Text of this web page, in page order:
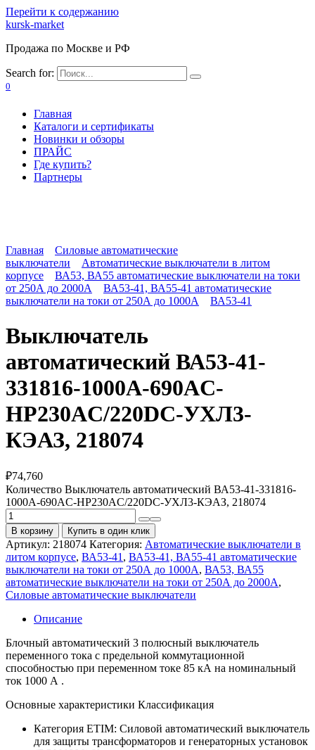
Перейти к содержанию
kursk-market
Продажа по Москве и РФ
Search for:
0
Главная
Каталоги и сертификаты
Новинки и обзоры
ПРАЙС
Где купить?
Партнеры
Главная
Силовые автоматические
выключатели
Автоматические выключатели в литом
корпусе
ВА53, ВА55 автоматические выключатели на токи
от 250А до 2000А
ВА53-41, ВА55-41 автоматические
выключатели на токи от 250А до 1000А
ВА53-41
Выключатель
автоматический ВА53-41-
331816-1000А-690AC-
НР230AC/220DC-УХЛ3-
КЭАЗ, 218074
₽74,760
Количество Выключатель автоматический ВА53-41-331816-
1000А-690AC-НР230AC/220DC-УХЛ3-КЭАЗ, 218074
В корзину Купить в один клик
Артикул: 218074 Категория: Автоматические выключатели в
литом корпусе, ВА53-41 , ВА53-41, ВА55-41 автоматические
выключатели на токи от 250А до 1000А, ВА53, ВА55
автоматические выключатели на токи от 250А до 2000А,
Силовые автоматические выключатели
Описание
Блочный автоматический 3 полюсный выключатель
переменного тока с предельной коммутационной
способностью при переменном токе 85 кА на номинальный
ток 1000 А .
Основные характеристики Классификация
Категория ETIM: Силовой автоматический выключатель
для защиты трансформаторов и генераторных установок